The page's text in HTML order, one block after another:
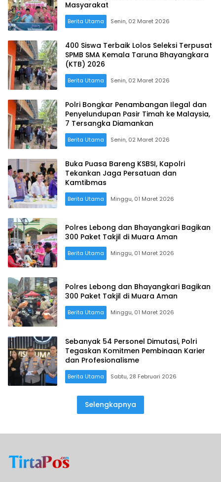
Masyarakat
Berita Utama Senin, 02 Maret 2026
400 Siswa Terbaik Lolos Seleksi Terpusat
SPMB SMA Kemala Taruna Bhayangkara
(KTB) 2026
Berita Utama Senin, 02 Maret 2026
Polri Bongkar Penambangan Ilegal dan
Penyelundupan Pasir Timah ke Malaysia,
7 Tersangka Diamankan
Berita Utama Senin, 02 Maret 2026
Buka Puasa Bareng KSBSI, Kapolri
Tekankan Jaga Persatuan dan
Kamtibmas
Berita Utama Minggu, 01 Maret 2026
Polres Lebong dan Bhayangkari Bagikan
300 Paket Takjil di Muara Aman
Berita Utama Minggu, 01 Maret 2026
Polres Lebong dan Bhayangkari Bagikan
300 Paket Takjil di Muara Aman
Berita Utama Minggu, 01 Maret 2026
Sebanyak 54 Personel Dimutasi, Polri
Tegaskan Komitmen Pembinaan Karier
dan Profesionalisme
Berita Utama Sabtu, 28 Februari 2026
Selengkapnya